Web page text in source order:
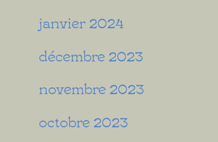
janvier 2024
décembre 2023
novembre 2023
octobre 2023